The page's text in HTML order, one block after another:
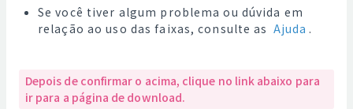
Se você tiver algum problema ou dúvida em
relação ao uso das faixas, consulte as Ajuda .
Depois de confirmar o acima, clique no link abaixo para
ir para a página de download.